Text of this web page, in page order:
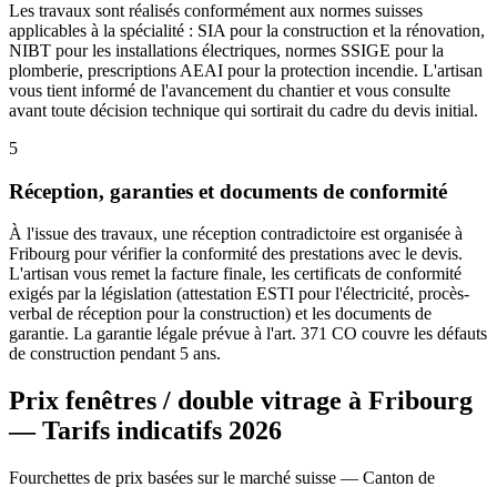
Les travaux sont réalisés conformément aux normes suisses
applicables à la spécialité : SIA pour la construction et la rénovation,
NIBT pour les installations électriques, normes SSIGE pour la
plomberie, prescriptions AEAI pour la protection incendie. L'artisan
vous tient informé de l'avancement du chantier et vous consulte
avant toute décision technique qui sortirait du cadre du devis initial.
5
Réception, garanties et documents de conformité
À l'issue des travaux, une réception contradictoire est organisée à
Fribourg pour vérifier la conformité des prestations avec le devis.
L'artisan vous remet la facture finale, les certificats de conformité
exigés par la législation (attestation ESTI pour l'électricité, procès-
verbal de réception pour la construction) et les documents de
garantie. La garantie légale prévue à l'art. 371 CO couvre les défauts
de construction pendant 5 ans.
Prix fenêtres / double vitrage à Fribourg
— Tarifs indicatifs 2026
Fourchettes de prix basées sur le marché suisse — Canton de